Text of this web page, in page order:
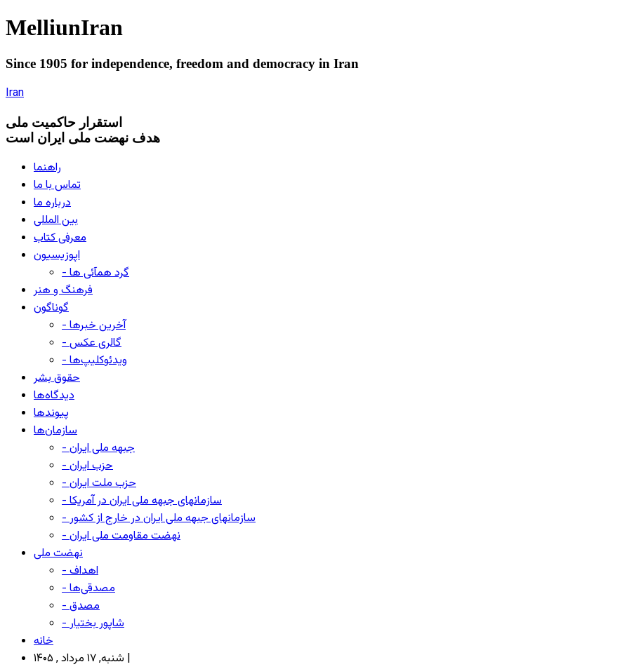
MelliunIran
Since 1905 for independence, freedom and democracy in Iran
Iran
استقرار حاکميت ملی
هدف نهضت ملی ایران است
راهنما
تماس با ما
درباره ما
بین المللی
معرفی کتاب
اپوزیسیون
- گرد همآئی ها
فرهنگ و هنر
گوناگون
- آخرین خبرها
- گالری عکس
- ویدئوکلیپ‌ها
حقوق بشر
دیدگاه‌ها
پیوندها
سازمان‌ها
- جبهه ملی ایران
- حزب ایران
- حزب ملت ایران
- سازمانهای جبهه ملی ایران در آمریکا
- سازمانهای جبهه ملی ایران در خارج از کشور
- نهضت مقاومت ملی ایران
نهضت ملی
- اهداف
- مصدقی‌ها
- مصدق
- شاپور بختیار
خانه
شنبه, ۱۷ مرداد , ۱۴۰۵ |